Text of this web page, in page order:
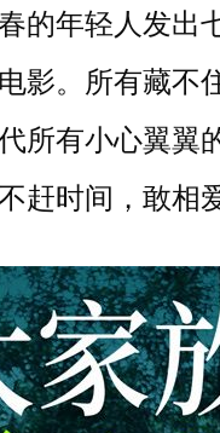
的年轻人发出
影。所有藏不
所有小心翼翼
赶时间，敢相